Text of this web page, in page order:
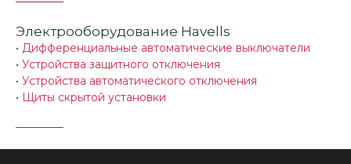
Электрооборудование Havells
• Дифференциальные автоматические выключатели
• Устройства защитного отключения
• Устройства автоматического отключения
• Щиты скрытой установки